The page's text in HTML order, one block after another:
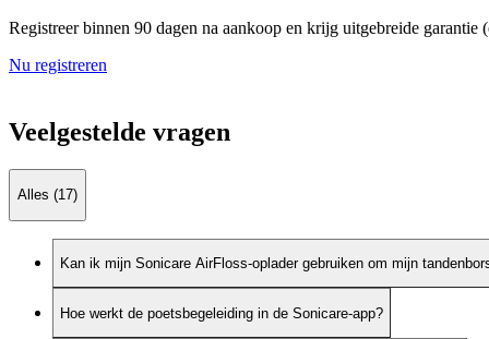
Registreer binnen 90 dagen na aankoop en krijg uitgebreide
Nu registreren
Veelgestelde vragen
Alles (17)
Kan ik mijn Sonicare AirFloss-oplader gebruiken om mijn
Hoe werkt de poetsbegeleiding in de Sonicare-app?